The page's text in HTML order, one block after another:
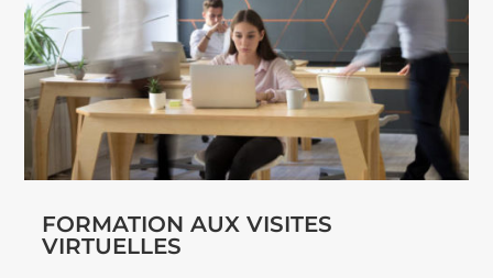
FORMATION AUX VISITES
VIRTUELLES